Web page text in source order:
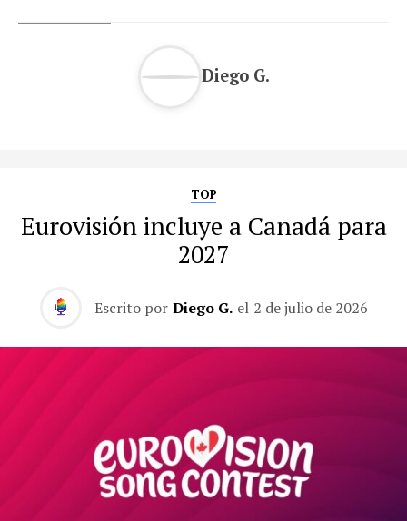
Diego G.
TOP
Eurovisión incluye a Canadá para
2027
Escrito por Diego G. el 2 de julio de 2026